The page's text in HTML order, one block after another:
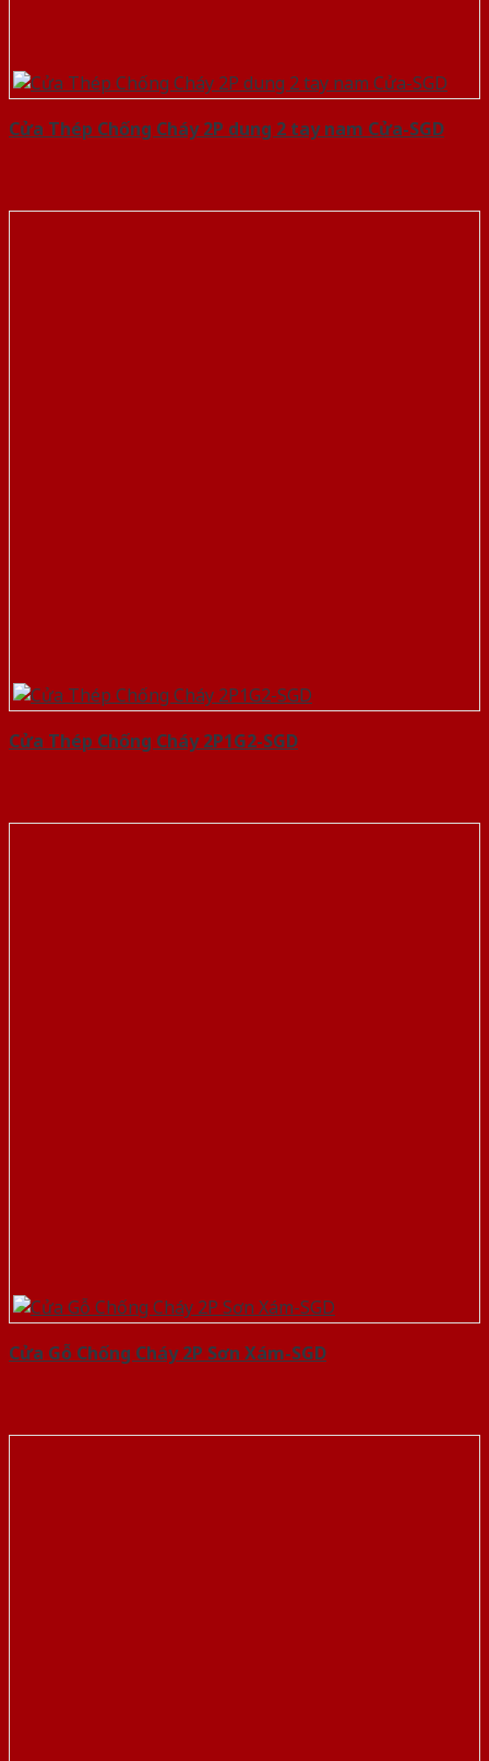
Cửa Thép Chống Cháy 2P dung 2 tay nam Cửa-SGD
Cửa Thép Chống Cháy 2P1G2-SGD
Cửa Gỗ Chống Cháy 2P Sơn Xám-SGD